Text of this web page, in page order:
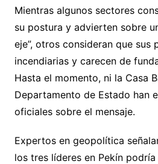
Mientras algunos sectores
su postura y advierten sobre
eje”, otros consideran que sus
incendiarias y carecen de
Hasta el momento, ni la Casa
Departamento de Estado han
oficiales sobre el mensaje.
Expertos en geopolítica
los tres líderes en Pekín